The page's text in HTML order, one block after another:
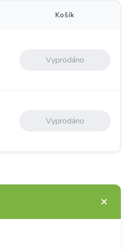
Košík
Vyprodáno
Vyprodáno